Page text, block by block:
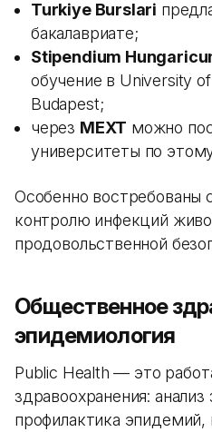
Turkiye Burslari
бакалавриате;
Stipendium
обучение в University
Budapest;
через MEXT можно
университеты по
Особенно востребованы
контролю инфекций
продовольственной
Общественное
эпидемиология
Public Health — это
здравоохранения: анализ
профилактика